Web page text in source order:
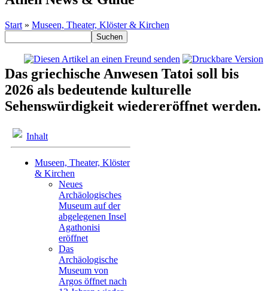
Start » Museen, Theater, Klöster & Kirchen
Das griechische Anwesen Tatoi soll bis
2026 als bedeutende kulturelle
Sehenswürdigkeit wiedereröffnet werden.
Inhalt
Museen, Theater, Klöster
& Kirchen
Neues
Archäologisches
Museum auf der
abgelegenen Insel
Agathonisi
eröffnet
Das
Archäologische
Museum von
Argos öffnet nach